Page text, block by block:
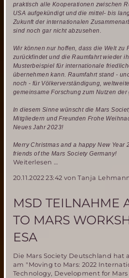
praktisch alle Kooperationen zwischen
USA aufgekündigt und die mittel- bis
Zukunft der internationalen
sind noch gar nicht abzusehen.
Wir können nur hoffen, dass die Welt zu
zurückfindet und die Raumfahrt wieder
Musterbeispiel für internationale
übernehmen kann. Raumfahrt stand -
noch - für Völkerverständigung,
gemeinsame Forschung zum Nutzen
In diesem Sinne wünscht die Mars
Mitgliedern und Freunden Frohe
Neues Jahr 2023!
Merry Christmas and a happy New Year
friends of the Mars Society Germany!
Weiterlesen …
und
2022
20.11.2022 23:42 von Tanja
MSD TEILNAHME
TO MARS
ESA
Die Mars Society Deutschland hat
am "Moving to Mars: 2022
Technology, Development for